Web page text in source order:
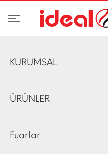
KURUMSAL
ÜRÜNLER
Fuarlar